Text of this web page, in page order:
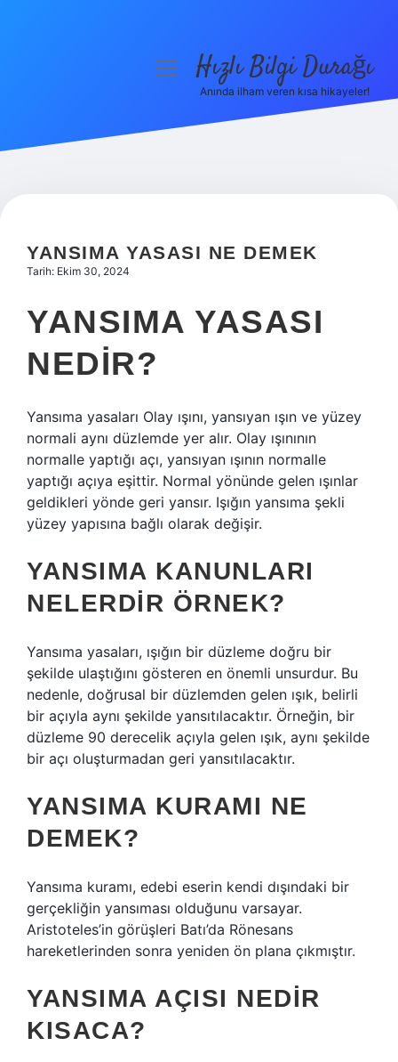
Hakkımızda
menüyüHızlı Bilgi Durağı
Anında ilham veren kısa hikayeler!
YANSIMA YASASI NE DEMEK
Tarih: Ekim 30, 2024
YANSIMA YASASI
NEDIR?
Yansıma yasaları Olay ışını, yansıyan ışın ve yüzey
normali aynı düzlemde yer alır. Olay ışınının
normalle yaptığı açı, yansıyan ışının normalle
yaptığı açıya eşittir. Normal yönünde gelen ışınlar
geldikleri yönde geri yansır. Işığın yansıma şekli
yüzey yapısına bağlı olarak değişir.
YANSIMA KANUNLARI
NELERDIR ÖRNEK?
Yansıma yasaları, ışığın bir düzleme doğru bir
şekilde ulaştığını gösteren en önemli unsurdur. Bu
nedenle, doğrusal bir düzlemden gelen ışık, belirli
bir açıyla aynı şekilde yansıtılacaktır. Örneğin, bir
düzleme 90 derecelik açıyla gelen ışık, aynı şekilde
bir açı oluşturmadan geri yansıtılacaktır.
YANSIMA KURAMI NE
DEMEK?
Yansıma kuramı, edebi eserin kendi dışındaki bir
gerçekliğin yansıması olduğunu varsayar.
Aristoteles’in görüşleri Batı’da Rönesans
hareketlerinden sonra yeniden ön plana çıkmıştır.
YANSIMA AÇISI NEDIR
KISACA?